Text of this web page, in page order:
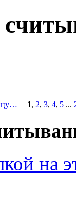
1, 2, 3, 4, 5 ...